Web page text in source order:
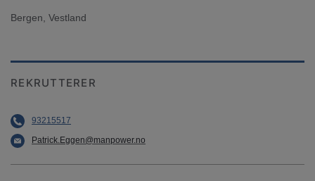
Bergen, Vestland
REKRUTTERER
93215517
Patrick.Eggen@manpower.no